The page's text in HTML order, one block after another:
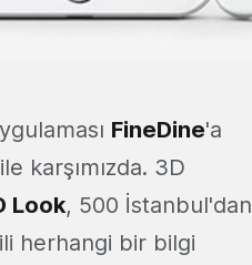
FineDine'a
karşımızda. 3D
Look, 500 İstanbul'dan
herhangi bir bilgi